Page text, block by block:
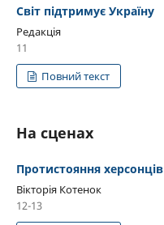
Світ підтримує Україну
Редакція
11
Повний текст
На сценах
Протистояння херсонців
Вікторія Котенок
12-13